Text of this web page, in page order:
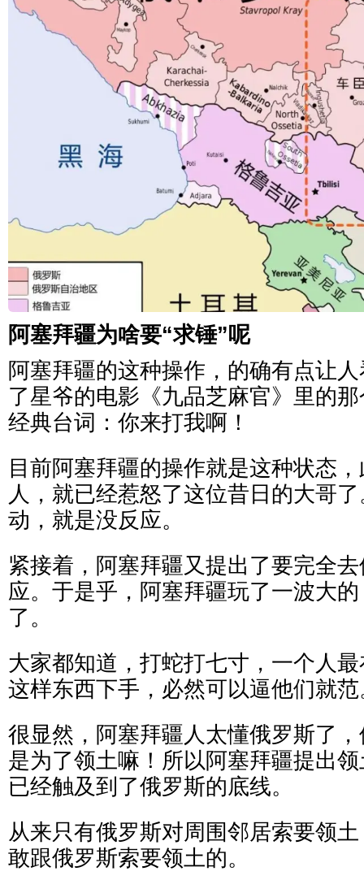
阿塞拜疆为啥要“求锤”呢
阿塞拜疆的这种操作，的确有点让
了星爷的电影《九品芝麻官》里的
经典台词：你来打我啊！
目前阿塞拜疆的操作就是这种状态
人，就已经惹怒了这位昔日的大哥
动，就是没反应。
紧接着，阿塞拜疆又提出了要完全
应。于是乎，阿塞拜疆玩了一波大
了。
大家都知道，打蛇打七寸，一个人
这样东西下手，必然可以逼他们就范
很显然，阿塞拜疆人太懂俄罗斯了
是为了领土嘛！所以阿塞拜疆提出
已经触及到了俄罗斯的底线。
从来只有俄罗斯对周围邻居索要领
敢跟俄罗斯索要领土的。